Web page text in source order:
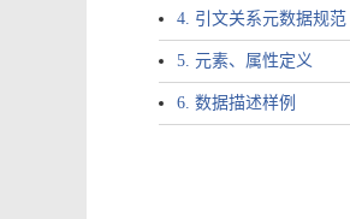
4. 引文关系元数据规范
5. 元素、属性定义
6. 数据描述样例